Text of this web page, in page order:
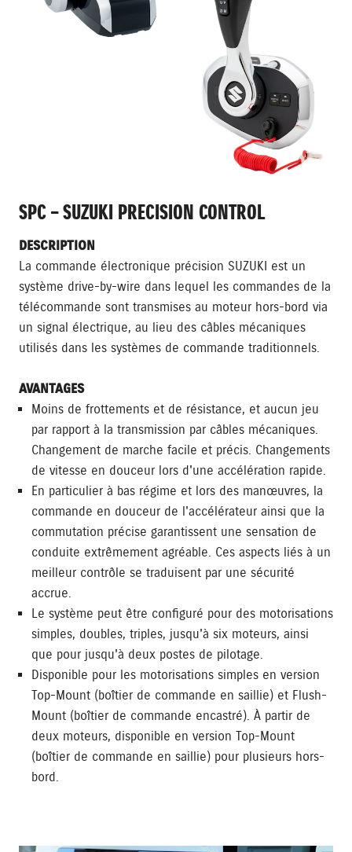
SPC – SUZUKI PRECISION CONTROL
DESCRIPTION
La commande électronique précision SUZUKI est un
système drive-by-wire dans lequel les commandes de la
télécommande sont transmises au moteur hors-bord via
un signal électrique, au lieu des câbles mécaniques
utilisés dans les systèmes de commande traditionnels.
AVANTAGES
Moins de frottements et de résistance, et aucun jeu
par rapport à la transmission par câbles mécaniques.
Changement de marche facile et précis. Changements
de vitesse en douceur lors d'une accélération rapide.
En particulier à bas régime et lors des manœuvres, la
commande en douceur de l'accélérateur ainsi que la
commutation précise garantissent une sensation de
conduite extrêmement agréable. Ces aspects liés à un
meilleur contrôle se traduisent par une sécurité
accrue.
Le système peut être configuré pour des motorisations
simples, doubles, triples, jusqu'à six moteurs, ainsi
que pour jusqu'à deux postes de pilotage.
Disponible pour les motorisations simples en version
Top-Mount (boîtier de commande en saillie) et Flush-
Mount (boîtier de commande encastré). À partir de
deux moteurs, disponible en version Top-Mount
(boîtier de commande en saillie) pour plusieurs hors-
bord.